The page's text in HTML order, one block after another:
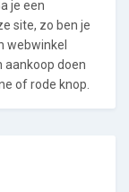
je een
site, zo ben je
webwinkel
aankoop doen
of rode knop.